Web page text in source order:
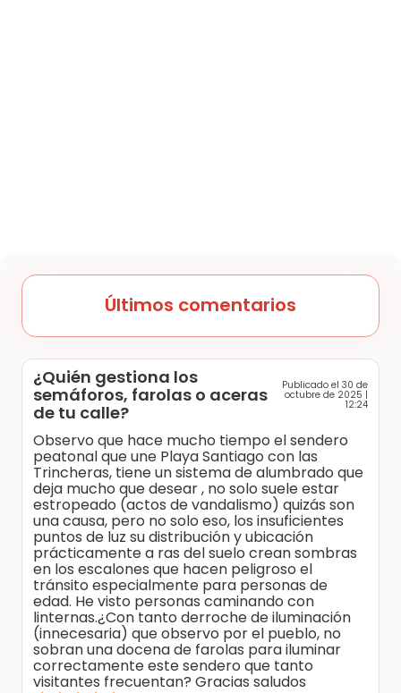
Últimos comentarios
¿Quién gestiona los
semáforos, farolas o aceras
de tu calle?
Publicado el 30 de
octubre de 2025 |
12:24
Observo que hace mucho tiempo el sendero
peatonal que une Playa Santiago con las
Trincheras, tiene un sistema de alumbrado que
deja mucho que desear , no solo suele estar
estropeado (actos de vandalismo) quizás son
una causa, pero no solo eso, los insuficientes
puntos de luz su distribución y ubicación
prácticamente a ras del suelo crean sombras
en los escalones que hacen peligroso el
tránsito especialmente para personas de
edad. He visto personas caminando con
linternas.¿Con tanto derroche de iluminación
(innecesaria) que observo por el pueblo, no
sobran una docena de farolas para iluminar
correctamente este sendero que tanto
visitantes frecuentan? Gracias saludos